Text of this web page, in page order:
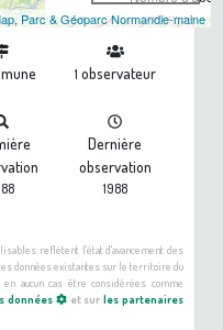
, Parc & Géoparc Normandie-maine
1 observateur
Dernière
observation
1988
reflètent l'état d'avancement des
données existantes sur le territoire du
aucun cas être considérées comme
données et surles partenaires